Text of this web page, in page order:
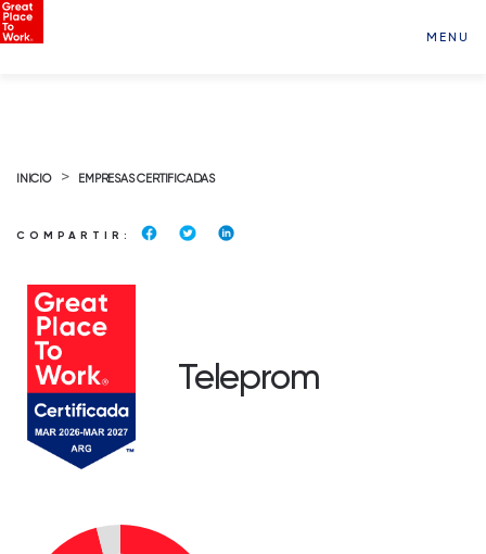
MENU
INICIO > EMPRESAS CERTIFICADAS
COMPARTIR:
Teleprom